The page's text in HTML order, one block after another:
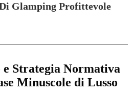
Glamping Profittevole
e Strategia Normativa
Minuscole di Lusso